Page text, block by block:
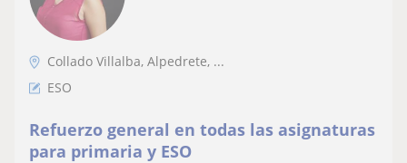
Collado Villalba, Alpedrete, ...
ESO
Refuerzo general en todas las asignaturas
para primaria y ESO